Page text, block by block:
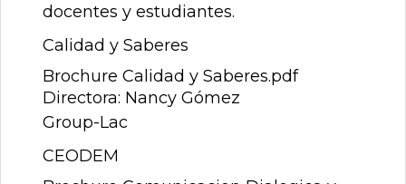
docentes y estudiantes.
Calidad y Saberes
Brochure Calidad y Saberes.pdf
Directora: Nancy Gómez
Group-Lac
CEODEM